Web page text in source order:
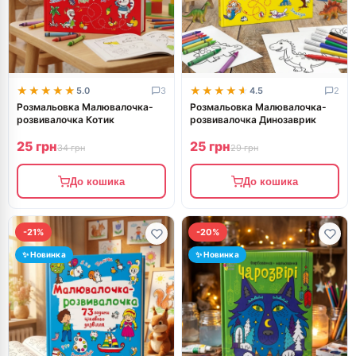
★★★★★
★★★★★ 5.0 3
Розмальовка Малювалочка-
розвивалочка Котик
25 грн34 грн
До кошика
★★★★★
★★★★★ 4.5 2
Розмальовка Малювалочка-
розвивалочка Динозаврик
25 грн29 грн
До кошика
-21%
✨ Новинка
-20%
✨ Новинка